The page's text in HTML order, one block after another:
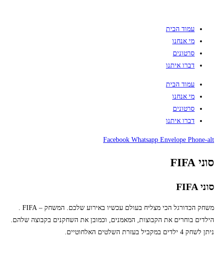
עמוד הבית
מי אנחנו
סרטונים
דברו איתנו
עמוד הבית
מי אנחנו
סרטונים
דברו איתנו
Facebook Whatsapp Envelope Phone-alt
סוני FIFA
סוני FIFA
הילדים בוחרים את הקבוצות, המאמנים, וכמובן את השחקנים בקבוצה שלהם.
ניתן לשחק 4 ילדים במקביל בעזרת השלטים האלחוטיים.